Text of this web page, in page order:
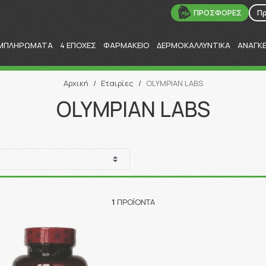
ΠΡΟΣΦΟΡΕΣ
4 ΕΠΟΧΕΣ ΦΑΡΜΑΚΕΙΟ ΔΕΡΜΟΚΑΛΛΥΝΤΙΚΑ
Αναζήτηση
Αρχική / Εταιρίες / OLYMPIAN LABS
OLYMPIAN LABS
1 ΠΡΟΪΌΝΤΑ